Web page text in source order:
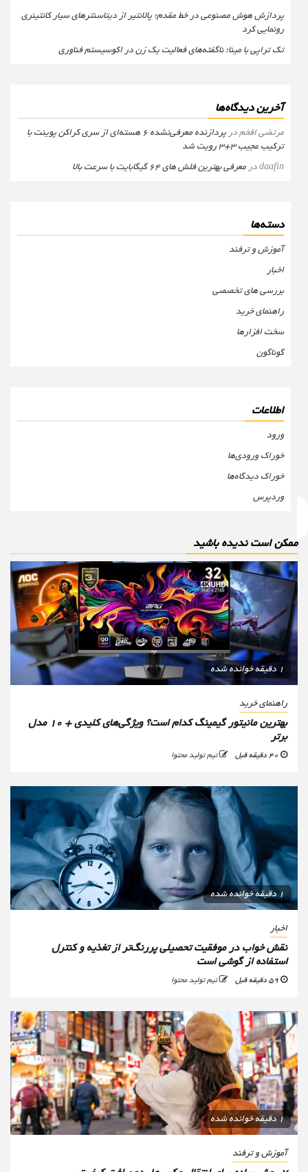
پردازش هوش مصنوعی در خط مقدم؛ پالانتیر از دیتاسنترهای سیار کانتینری
رونمایی کرد
تک تراپی با مینا؛ ناگفته‌های فعالیت یک زن در اکوسیستم فناوری
آخرین دیدگاه‌ها
مرتضی افخمدر
پردازنده معرفی‌نشده 6 هسته‌ای از سری کراکن پوینت با
ترکیب عجیب 3+3 رویت شد
daafinدرمعرفی بهترین فلش های 64 گیگابایت با سرعت بالا
دسته‌ها
آموزش و ترفند
اخبار
بررسی های تخصصی
راهنمای خرید
سخت افزارها
گوناگون
اطلاعات
ورود
خوراک ورودی‌ها
خوراک دیدگاه‌ها
وردپرس
است ندیده باشید
1 دقیقه خوانده شده
راهنمای خرید
بهترین مانیتور گیمینگ کدام است؟ ویژگی‌های کلیدی + 10 مدل
برتر
تیم تولید محتوا
1 دقیقه خوانده شده
اخبار
نقش خواب در موفقیت تحصیلی پررنگ‌تر از تغذیه و کنترل
استفاده از گوشی است
تیم تولید محتوا
1 دقیقه خوانده شده
آموزش و ترفند